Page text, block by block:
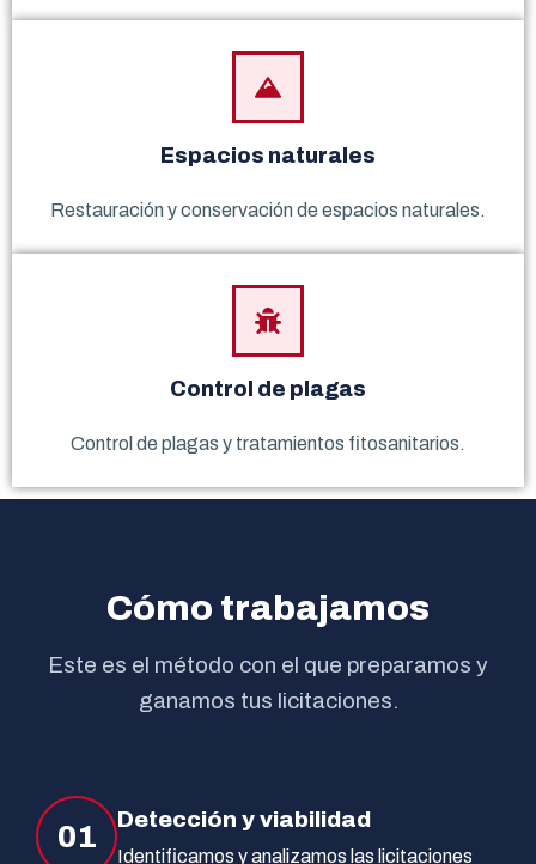
Espacios naturales
Restauración y conservación de espacios naturales.
Control de plagas
Control de plagas y tratamientos fitosanitarios.
Cómo trabajamos
Este es el método con el que preparamos y
ganamos tus licitaciones.
01
Detección y viabilidad
Identificamos y analizamos las licitaciones